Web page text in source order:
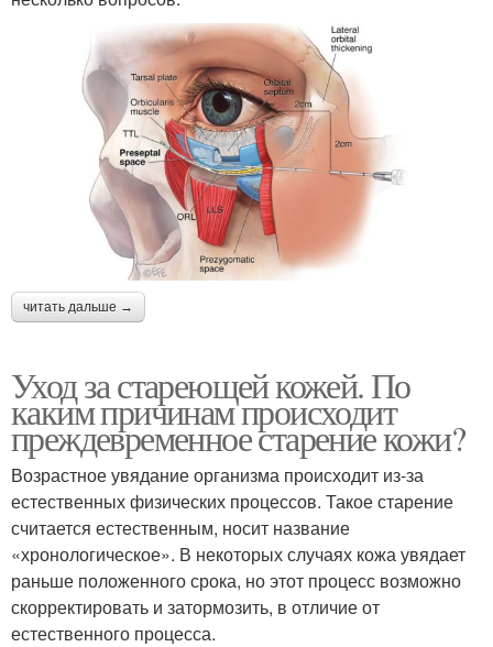
читать дальше →
Уход за стареющей кожей. По
каким причинам происходит
преждевременное старение кожи?
Возрастное увядание организма происходит из-за
естественных физических процессов. Такое старение
считается естественным, носит название
«хронологическое». В некоторых случаях кожа увядает
раньше положенного срока, но этот процесс возможно
скорректировать и затормозить, в отличие от
естественного процесса.